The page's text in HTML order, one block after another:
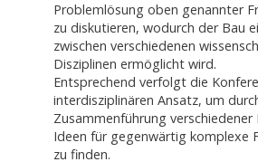
Problemlösung oben genannter
zu diskutieren, wodurch der Bau
zwischen verschiedenen
Disziplinen ermöglicht wird.
Entsprechend verfolgt die
interdisziplinären Ansatz, um
Zusammenführung verschiedener
Ideen für gegenwärtig komplexe
zu finden.